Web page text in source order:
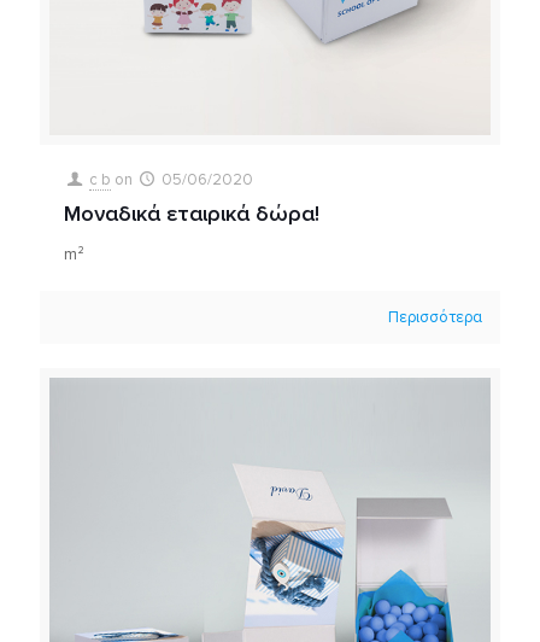
c b on 05/06/2020
Μοναδικά εταιρικά δώρα!
m²
Περισσότερα